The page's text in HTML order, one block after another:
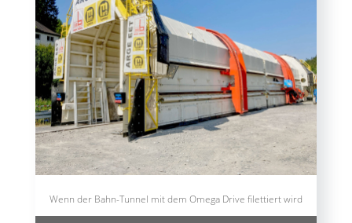
Wenn der Bahn-Tunnel mit dem Omega Drive filettiert wird